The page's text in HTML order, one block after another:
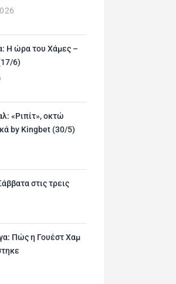
Η ώρα του Χάμες –
6)
«Ριπίτ», οκτώ
by Kingbet (30/5)
στις τρεις
Πώς η Γουέστ Χαμ